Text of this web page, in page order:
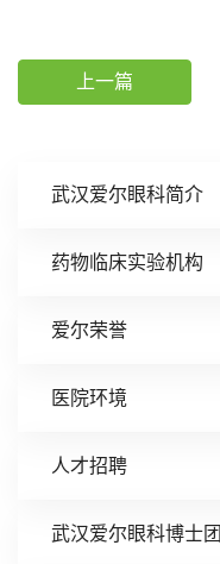
武汉爱尔眼科简介
药物临床实验机构
爱尔荣誉
医院环境
人才招聘
武汉爱尔眼科博士团
上一篇